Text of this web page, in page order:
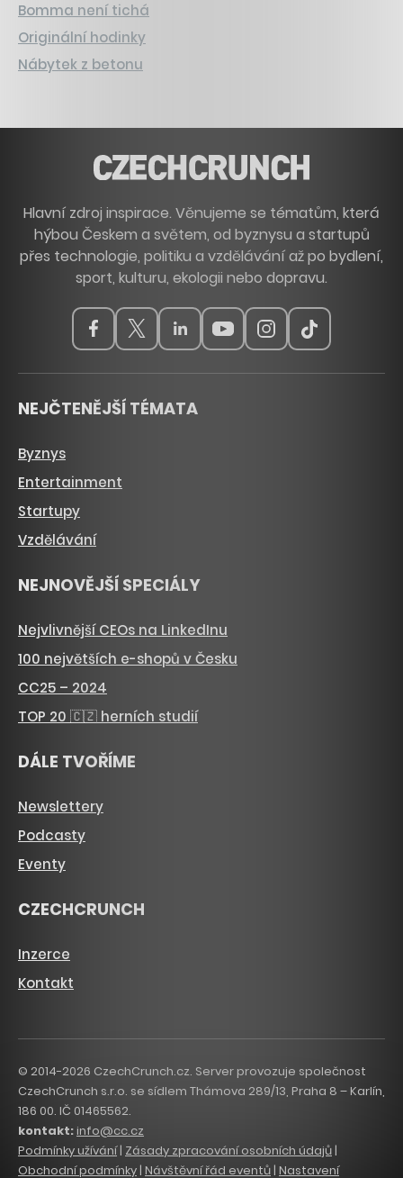
Bomma není tichá
Originální hodinky
Nábytek z betonu
Hlavní zdroj inspirace. Věnujeme se tématům, která
hýbou Českem a světem, od byznysu a startupů
přes technologie, politiku a vzdělávání až po bydlení,
sport, kulturu, ekologii nebo dopravu.
NEJČTENĚJŠÍ TÉMATA
Byznys
Entertainment
Startupy
Vzdělávání
NEJNOVĚJŠÍ SPECIÁLY
Nejvlivnější CEOs na LinkedInu
100 největších e-shopů v Česku
CC25 – 2024
TOP 20 🇨🇿 herních studií
DÁLE TVOŘÍME
Newslettery
Podcasty
Eventy
CZECHCRUNCH
Inzerce
Kontakt
© 2014-2026 CzechCrunch.cz. Server provozuje společnost
CzechCrunch s.r.o. se sídlem Thámova 289/13, Praha 8 – Karlín,
186 00. IČ 01465562.
kontakt:info@cc.cz
Podmínky užívání| Zásady zpracování osobních údajů|
Obchodní podmínky| Návštěvní řád eventů | Nastavení